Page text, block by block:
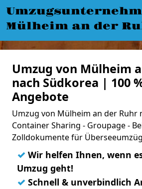
Mülheim an der
Umzug von Mülheim
nach Südkorea | 100
Angebote
Umzug von Mülheim an der Ruhr
Container Sharing - Groupage -
Zolldokumente für
✓ Wir helfen Ihnen, wenn
Umzug geht!
✓ Schnell & unverbindlich